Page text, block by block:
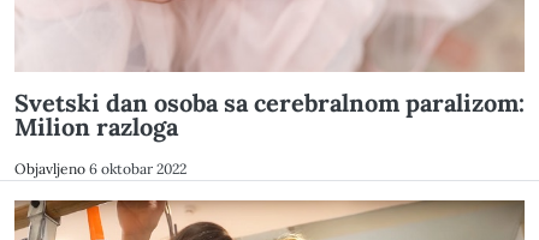
Svetski dan osoba sa cerebralnom paralizom:
Milion razloga
Objavljeno 6 oktobar 2022